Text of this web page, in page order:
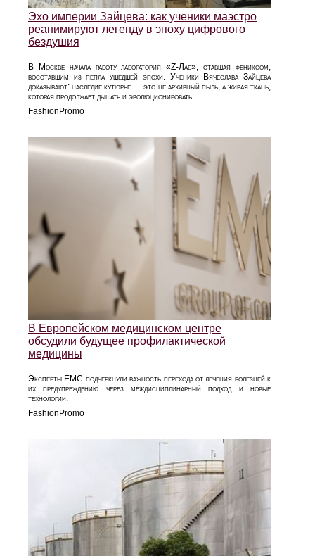
Эхо империи Зайцева: как ученики маэстро
реанимируют легенду в эпоху цифрового
бездушия
В Москве начала работу лаборатория «Z-Лаб», ставшая фениксом,
восставшим из пепла ушедшей эпохи. Ученики Вячеслава Зайцева
доказывают: наследие кутюрье — это не архивный пыль, а живая ткань,
которая продолжает дышать и эволюционировать.
FashionPromo
В Европейском медицинском центре
обсудили будущее профилактической
медицины
Эксперты EMC подчеркнули важность перехода от лечения болезней к
их предупреждению через междисциплинарный подход и новые
технологии.
FashionPromo